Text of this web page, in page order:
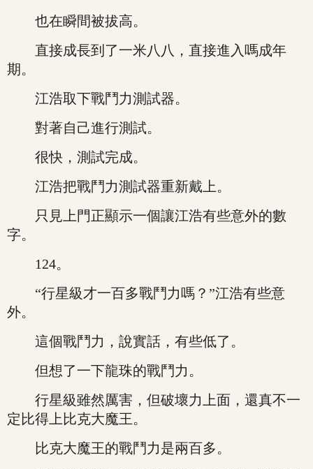
也在瞬間被拔高。
直接成長到了一米八八，直接進入嗎成年
期。
江浩取下戰鬥力測試器。
對著自己進行測試。
很快，測試完成。
江浩把戰鬥力測試器重新戴上。
只見上門正顯示一個讓江浩有些意外的數
字。
124。
“行星級才一百多戰鬥力嗎？”江浩有些意
外。
這個戰鬥力，說實話，有些低了。
但想了一下龍珠的戰鬥力。
行星級雖然厲害，但破壞力上面，還真不一
定比得上比克大魔王。
比克大魔王的戰鬥力是兩百多。